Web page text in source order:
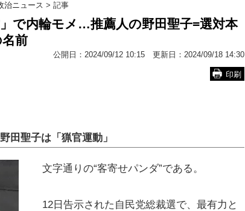
治ニュース 記事
で内輪モメ…推薦人の野田聖子=選対本
前
公開日： 2024/09/12 10:15 更新日： 2024/09/18 14:30
印刷
田聖子は「猟官運動」
文字通りの“客寄せパンダ”である。
12日告示された自民党総裁選で、最有力と